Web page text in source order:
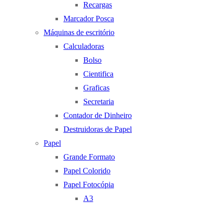
Recargas
Marcador Posca
Máquinas de escritório
Calculadoras
Bolso
Cientifica
Graficas
Secretaria
Contador de Dinheiro
Destruidoras de Papel
Papel
Grande Formato
Papel Colorido
Papel Fotocópia
A3